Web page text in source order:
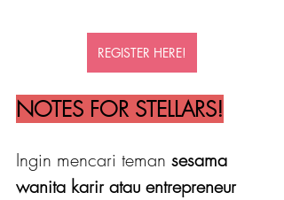
REGISTER HERE!
NOTES FOR STELLARS!
Ingin mencari teman sesama
wanita karir atau entrepreneur